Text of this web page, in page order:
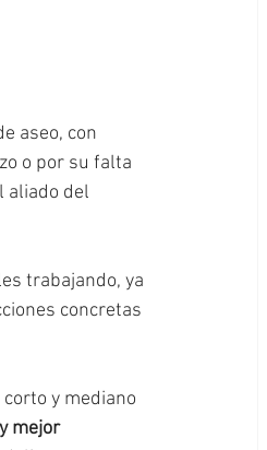
aseo, con
o por su falta
aliado del
trabajando, ya
concretas
y mediano
mejor